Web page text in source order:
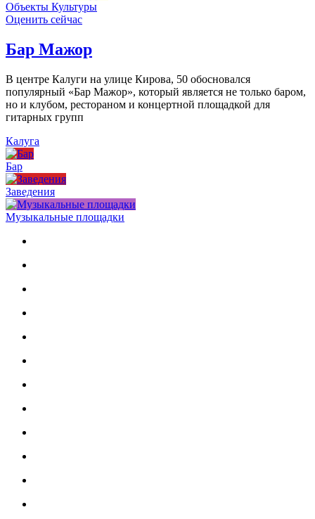
Объекты Культуры
Оценить сейчас
Бар Мажор
В центре Калуги на улице Кирова, 50 обосновался
популярный «Бар Мажор», который является не только баром,
но и клубом, рестораном и концертной площадкой для
гитарных групп
Калуга
Бар
Заведения
Музыкальные площадки